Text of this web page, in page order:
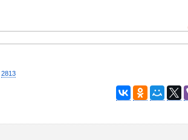
2813